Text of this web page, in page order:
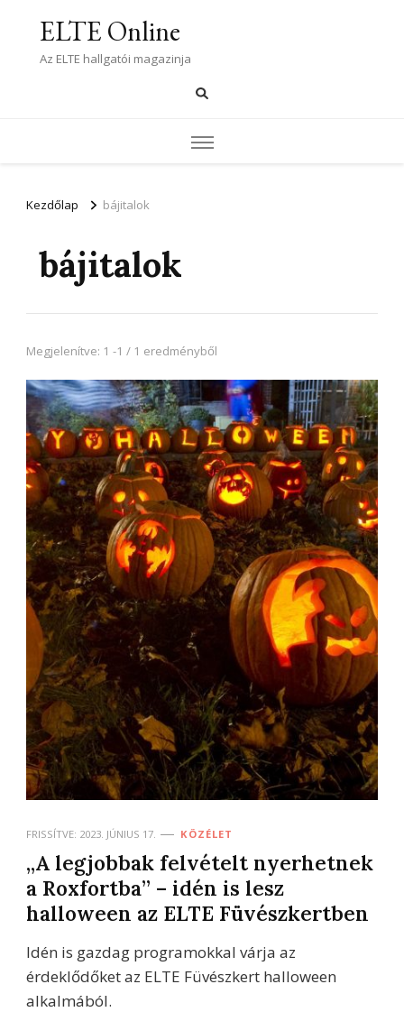
ELTE Online
Az ELTE hallgatói magazinja
Kezdőlap bájitalok
bájitalok
Megjelenítve: 1 -1 / 1 eredményből
FRISSÍTVE: 2023. JÚNIUS 17. KÖZÉLET
„A legjobbak felvételt nyerhetnek
a Roxfortba” – idén is lesz
halloween az ELTE Füvészkertben
Idén is gazdag programokkal várja az
érdeklődőket az ELTE Füvészkert halloween
alkalmából.